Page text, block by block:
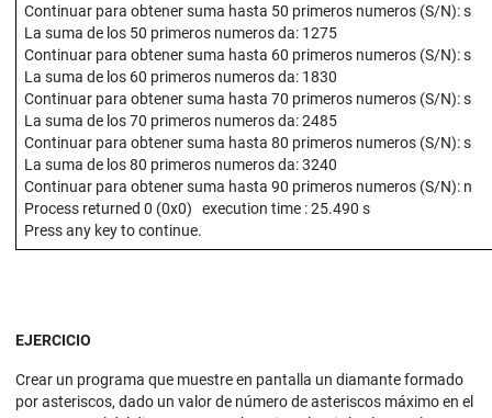
Continuar para obtener suma hasta 50 primeros numeros (S/N): s
La suma de los 50 primeros numeros da: 1275
Continuar para obtener suma hasta 60 primeros numeros (S/N): s
La suma de los 60 primeros numeros da: 1830
Continuar para obtener suma hasta 70 primeros numeros (S/N): s
La suma de los 70 primeros numeros da: 2485
Continuar para obtener suma hasta 80 primeros numeros (S/N): s
La suma de los 80 primeros numeros da: 3240
Continuar para obtener suma hasta 90 primeros numeros (S/N): n
Process returned 0 (0x0) execution time : 25.490 s
Press any key to continue.
EJERCICIO
Crear un programa que muestre en pantalla un diamante formado
por asteriscos, dado un valor de número de asteriscos máximo en el